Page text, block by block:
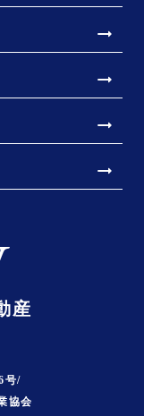
arrow_right_alt
arrow_right_alt
arrow_right_alt
arrow_right_alt
産
号/
協会